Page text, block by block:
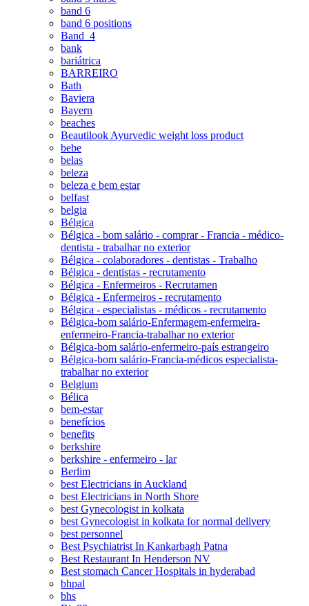
band 6
band 6 positions
Band_4
bank
bariátrica
BARREIRO
Bath
Baviera
Bayern
beaches
Beautilook Ayurvedic weight loss product
bebe
belas
beleza
beleza e bem estar
belfast
belgia
Bélgica
Bélgica - bom salário - comprar - Francia - médico-
dentista - trabalhar no exterior
Bélgica - colaboradores - dentistas - Trabalho
Bélgica - dentistas - recrutamento
Bélgica - Enfermeiros - Recrutamen
Bélgica - Enfermeiros - recrutamento
Bélgica - especialistas - médicos - recrutamento
Bélgica-bom salário-Enfermagem-enfermeira-
enfermeiro-Francia-trabalhar no exterior
Bélgica-bom salário-enfermeiro-país estrangeiro
Bélgica-bom salário-Francia-médicos especialista-
trabalhar no exterior
Belgium
Bélica
bem-estar
benefícios
benefits
berkshire
berkshire - enfermeiro - lar
Berlim
best Electricians in Auckland
best Electricians in North Shore
best Gynecologist in kolkata
best Gynecologist in kolkata for normal delivery
best personnel
Best Psychiatrist In Kankarbagh Patna
Best Restaurant In Henderson NV
Best stomach Cancer Hospitals in hyderabad
bhpal
bhs